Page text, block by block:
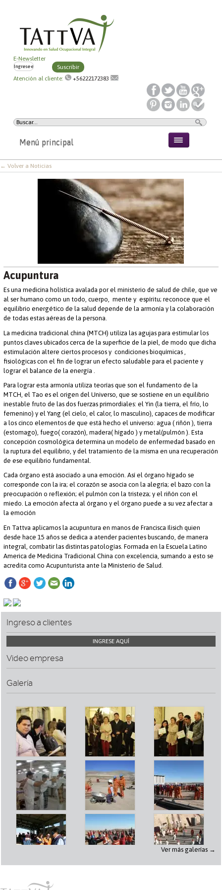
E-Newsletter
Suscribir
Atención al cliente:
+56222172383
Menú principal
← Volver a Noticias
Acupuntura
Es una medicina holística avalada por el ministerio de salud de chile, que ve
al ser humano como un todo, cuerpo, mente y espíritu; reconoce que el
equilibrio energético de la salud depende de la armonía y la colaboración
de todas estas aéreas de la persona.
La medicina tradicional china (MTCH) utiliza las agujas para estimular los
puntos claves ubicados cerca de la superficie de la piel, de modo que dicha
estimulación altere ciertos procesos y condiciones bioquímicas ,
fisiológicas con el fin de lograr un efecto saludable para el paciente y
lograr el balance de la energía .
Para lograr esta armonía utiliza teorías que son el fundamento de la
MTCH, el Tao es el origen del Universo, que se sostiene en un equilibrio
inestable fruto de las dos fuerzas primordiales: el Yin (la tierra, el frío, lo
femenino) y el Yang (el cielo, el calor, lo masculino), capaces de modificar
a los cinco elementos de que está hecho el universo: agua ( riñón ), tierra
(estomago), fuego( corazón), madera( hígado ) y metal(pulmón ). Esta
concepción cosmológica determina un modelo de enfermedad basado en
la ruptura del equilibrio, y del tratamiento de la misma en una recuperación
de ese equilibrio fundamental.
Cada órgano está asociado a una emoción. Así el órgano hígado se
corresponde con la ira; el corazón se asocia con la alegría; el bazo con la
preocupación o reflexión; el pulmón con la tristeza; y el riñón con el
miedo. La emoción afecta al órgano y el órgano puede a su vez afectar a
la emoción
En Tattva aplicamos la acupuntura en manos de Francisca Ilisich quien
desde hace 15 años se dedica a atender pacientes buscando, de manera
integral, combatir las distintas patologías. Formada en la Escuela Latino
America de Medicina Tradicional China con excelencia, sumando a esto se
acredita como Acupunturista ante la Ministerio de Salud.
Ingreso a clientes
INGRESE AQUÍ
Video empresa
Galería
Ver más galerías →